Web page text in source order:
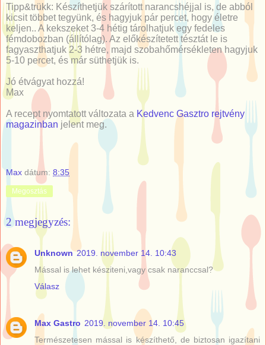
Tipp&trükk: Készíthetjük szárított narancshéjjal is, de abból
kicsit többet tegyünk, és hagyjuk pár percet, hogy életre
keljen.. A kekszeket 3-4 hétig tárolhatjuk egy fedeles
fémdobozban (állítólag). Az előkészítetett tésztát le is
fagyaszthatjuk 2-3 hétre, majd szobahőmérsékleten hagyjuk
5-10 percet, és már süthetjük is.
Jó étvágyat hozzá!
Max
A recept nyomtatott változata a Kedvenc Gasztro rejtvény
magazinban jelent meg.
Max dátum: 8:35
Megosztás
2 megjegyzés:
Unknown 2019. november 14. 10:43
Mással is lehet késziteni,vagy csak naranccsal?
Válasz
Max Gastro 2019. november 14. 10:45
Természetesen mással is készíthető, de biztosan igazítani